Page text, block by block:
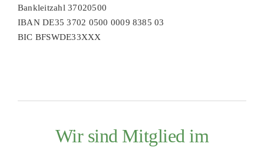
Bankleitzahl 37020500
IBAN DE35 3702 0500 0009 8385 03
BIC BFSWDE33XXX
Wir sind Mitglied im